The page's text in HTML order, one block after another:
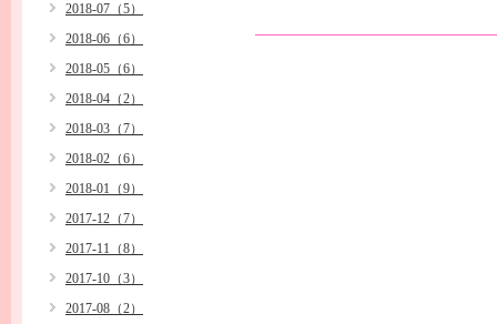
2018-07（5）
2018-06（6）
2018-05（6）
2018-04（2）
2018-03（7）
2018-02（6）
2018-01（9）
2017-12（7）
2017-11（8）
2017-10（3）
2017-08（2）